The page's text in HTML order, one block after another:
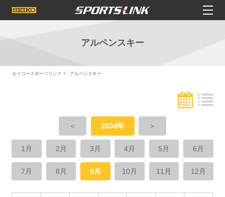
アルペンスキー
セイコースポーツリンク アルペンスキー
＜ 2034年 ＞
1月 2月 3月 4月 5月 6月
7月 8月 9月 10月 11月 12月